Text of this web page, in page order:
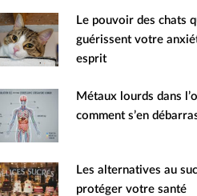
Le pouvoir des chats
guérissent votre
esprit
Métaux lourds dans
comment s’en
Les alternatives au
protéger votre santé